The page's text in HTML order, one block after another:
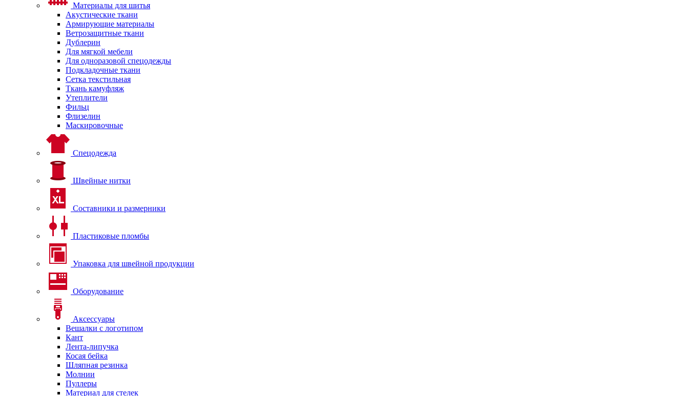
Материалы для шитья
Акустические ткани
Армирующие материалы
Ветрозащитные ткани
Дублерин
Для мягкой мебели
Для одноразовой спецодежды
Подкладочные ткани
Сетка текстильная
Ткань камуфляж
Утеплители
Фильц
Флизелин
Маскировочные
Спецодежда
Швейные нитки
Составники и размерники
Пластиковые пломбы
Упаковка для швейной продукции
Оборудование
Аксессуары
Вешалки с логотипом
Кант
Лента-липучка
Косая бейка
Шляпная резинка
Молнии
Пуллеры
Материал для стелек